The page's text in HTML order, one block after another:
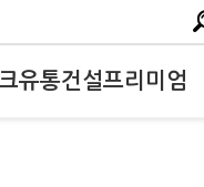
유통건설프리미엄